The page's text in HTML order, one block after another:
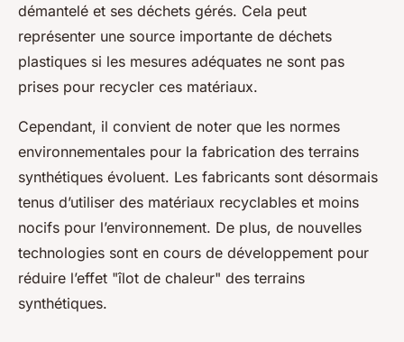
démantelé et ses déchets gérés. Cela peut
représenter une source importante de déchets
plastiques si les mesures adéquates ne sont pas
prises pour recycler ces matériaux.
Cependant, il convient de noter que les normes
environnementales pour la fabrication des terrains
synthétiques évoluent. Les fabricants sont désormais
tenus d’utiliser des matériaux recyclables et moins
nocifs pour l’environnement. De plus, de nouvelles
technologies sont en cours de développement pour
réduire l’effet "îlot de chaleur" des terrains
synthétiques.